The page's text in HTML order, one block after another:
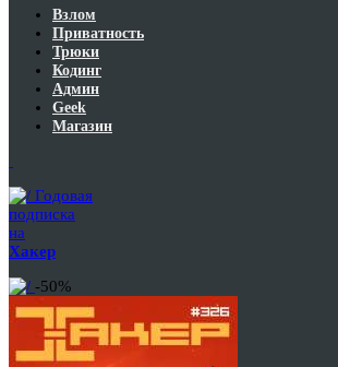
Взлом
Приватность
Трюки
Кодинг
Админ
Geek
Магазин
Годовая
подписка
на
Хакер
-50%